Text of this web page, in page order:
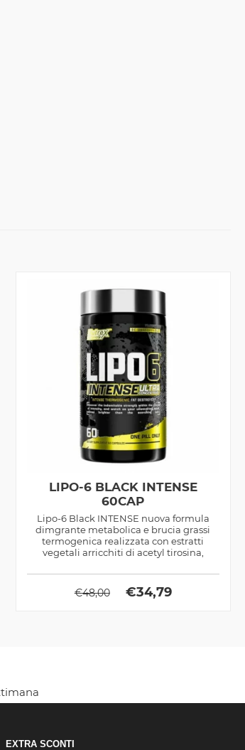
LIPO-6 BLACK INTENSE
60CAP
Lipo-6 Black INTENSE nuova formula
dimgrante metabolica e brucia grassi
termogenica realizzata con estratti
vegetali arricchiti di acetyl tirosina,
€48,00 €34,79
EXTRA SCONTI